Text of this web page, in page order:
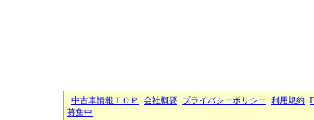
中古車情報ＴＯＰ 会社概要 プライバシーポリシー 利用規約
募集中